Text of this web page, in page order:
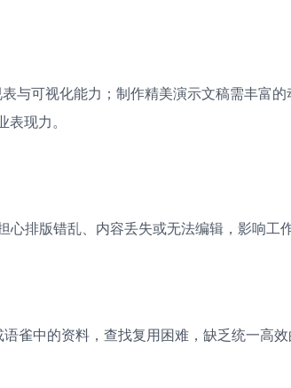
与可视化能力；制作精美演示文稿需丰富的
表现力。
心排版错乱、内容丢失或无法编辑，影响工作
语雀中的资料，查找复用困难，缺乏统一高